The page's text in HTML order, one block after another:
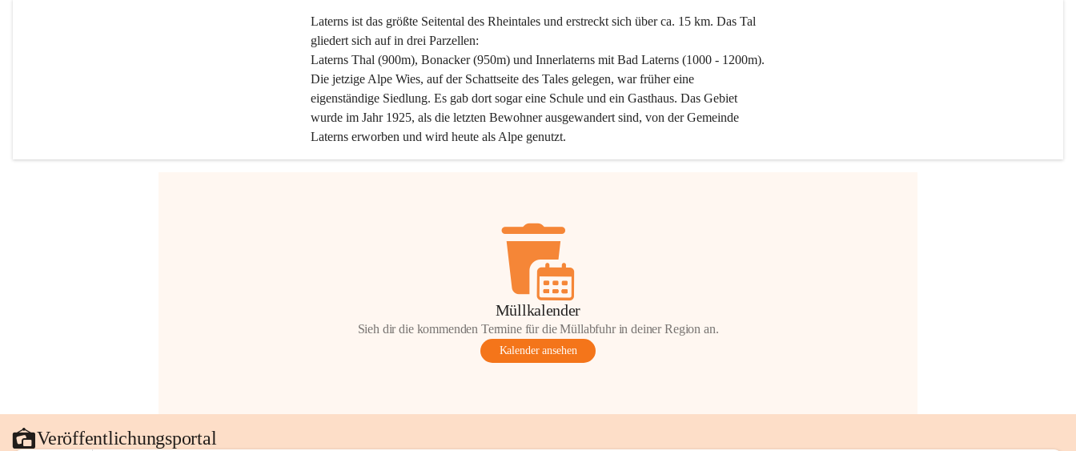
Laterns ist das größte Seitental des Rheintales und erstreckt sich über ca. 15 km. Das Tal
gliedert sich auf in drei Parzellen:
Laterns Thal (900m), Bonacker (950m) und Innerlaterns mit Bad Laterns (1000 - 1200m).
Die jetzige Alpe Wies, auf der Schattseite des Tales gelegen, war früher eine
eigenständige Siedlung. Es gab dort sogar eine Schule und ein Gasthaus. Das Gebiet
wurde im Jahr 1925, als die letzten Bewohner ausgewandert sind, von der Gemeinde
Laterns erworben und wird heute als Alpe genutzt.
Müllkalender
Sieh dir die kommenden Termine für die Müllabfuhr in deiner Region an.
Kalender ansehen
Veröffentlichungsportal